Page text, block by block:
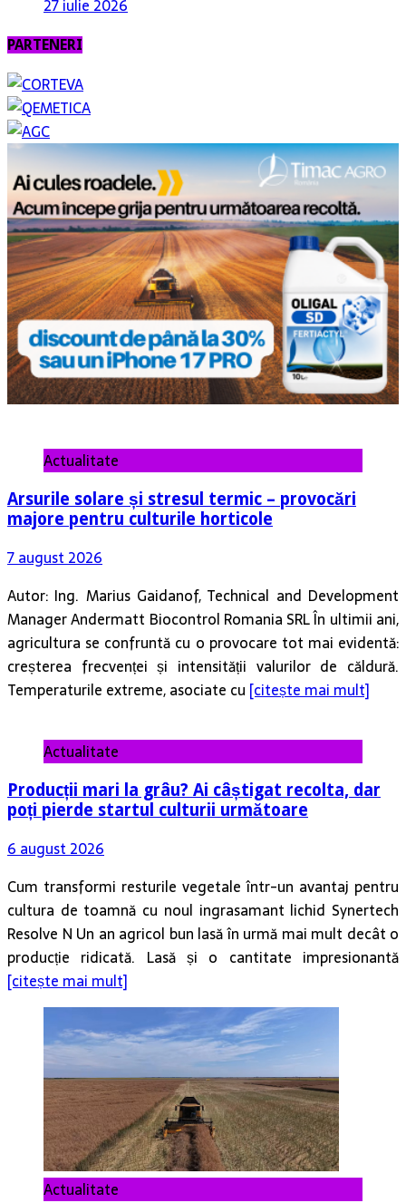
27 iulie 2026
PARTENERI
Actualitate
Arsurile solare și stresul termic – provocări
majore pentru culturile horticole
7 august 2026
Autor: Ing. Marius Gaidanof, Technical and Development
Manager Andermatt Biocontrol Romania SRL În ultimii ani,
agricultura se confruntă cu o provocare tot mai evidentă:
creșterea frecvenței și intensității valurilor de căldură.
Temperaturile extreme, asociate cu [citește mai mult]
Actualitate
Producții mari la grâu? Ai câștigat recolta, dar
poți pierde startul culturii următoare
6 august 2026
Cum transformi resturile vegetale într-un avantaj pentru
cultura de toamnă cu noul ingrasamant lichid Synertech
Resolve N Un an agricol bun lasă în urmă mai mult decât o
producție ridicată. Lasă și o cantitate impresionantă
[citește mai mult]
Actualitate